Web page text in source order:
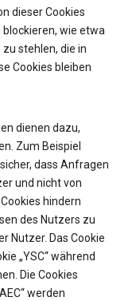
dieser Cookies
wie etwa
stehlen, die in
Cookies bleiben
dienen dazu,
Zum Beispiel
dass Anfragen
und nicht von
hindern
des Nutzers zu
Nutzer. Das Cookie
„YSC“ während
Die Cookies
werden